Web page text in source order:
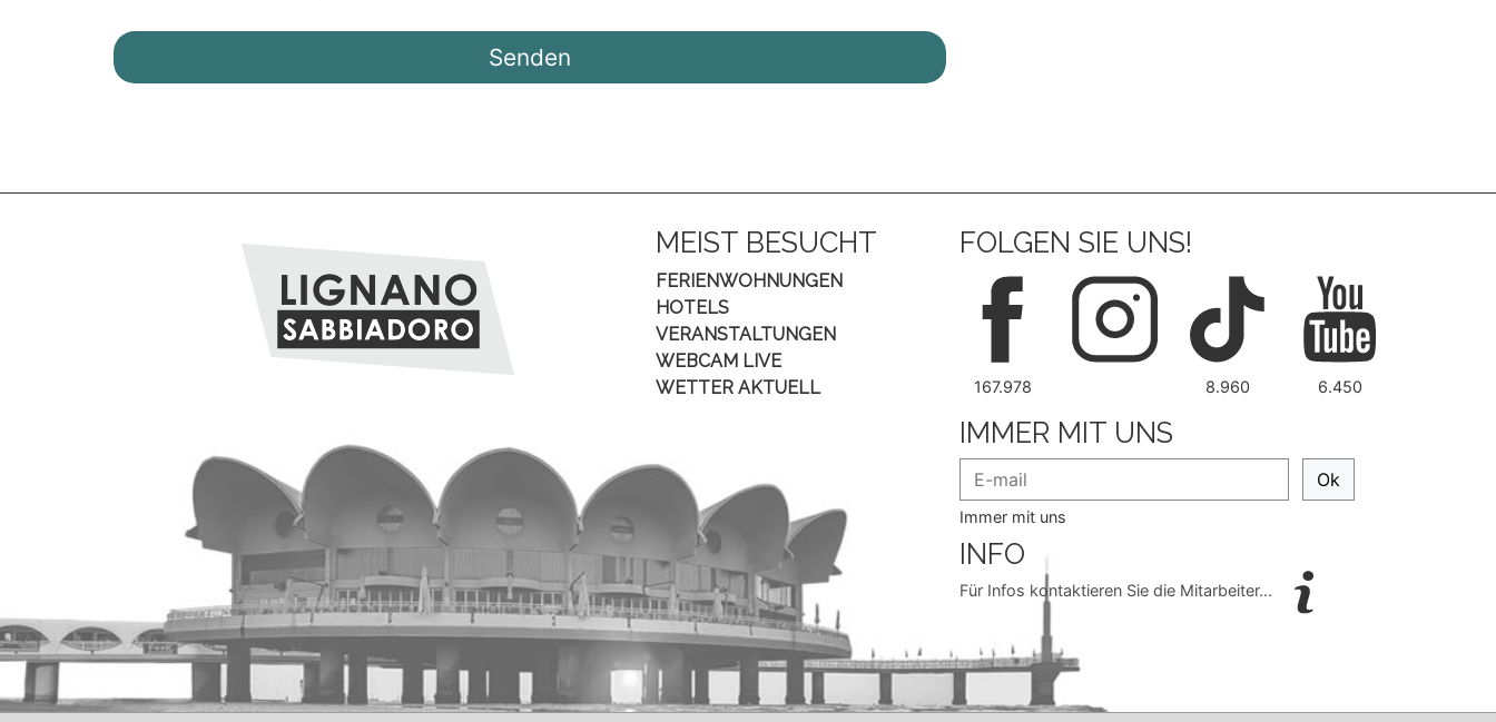
MEIST BESUCHT
FERIENWOHNUNGEN
HOTELS
VERANSTALTUNGEN
WEBCAM LIVE
WETTER AKTUELL
FOLGEN SIE UNS!
167.978 8.960 6.450
IMMER MIT UNS
Ok
Immer mit uns
INFO
Für Infos kontaktieren Sie die Mitarbeiter...